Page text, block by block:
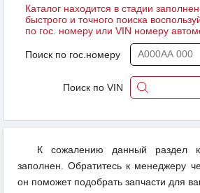
Каталог находится в стадии
быстрого и точного поиска
по гос. номеру или VIN номеру
Поиск по гос.номеру
Поиск по VIN
К сожалению данный раздел
заполнен. Обратитесь к менеджеру
он поможет подобрать запчасти для